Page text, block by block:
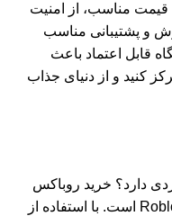
قیمت مناسب، از امنیت
و پشتیبانی مناسب
قابل اعتماد باعث
کنید و از دنیای جذاب
دارد؟ خرید روباکس
به معنای تهیه ارز رسمی بازی Roblox است. با استفاده از